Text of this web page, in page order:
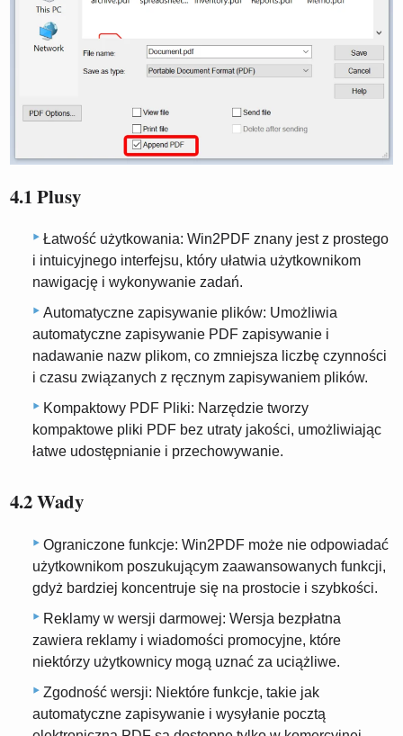
4.1 Plusy
Łatwość użytkowania: Win2PDF znany jest z prostego
i intuicyjnego interfejsu, który ułatwia użytkownikom
nawigację i wykonywanie zadań.
Automatyczne zapisywanie plików: Umożliwia
automatyczne zapisywanie PDF zapisywanie i
nadawanie nazw plikom, co zmniejsza liczbę czynności
i czasu związanych z ręcznym zapisywaniem plików.
Kompaktowy PDF Pliki: Narzędzie tworzy
kompaktowe pliki PDF bez utraty jakości, umożliwiając
łatwe udostępnianie i przechowywanie.
4.2 Wady
Ograniczone funkcje: Win2PDF może nie odpowiadać
użytkownikom poszukującym zaawansowanych funkcji,
gdyż bardziej koncentruje się na prostocie i szybkości.
Reklamy w wersji darmowej: Wersja bezpłatna
zawiera reklamy i wiadomości promocyjne, które
niektórzy użytkownicy mogą uznać za uciążliwe.
Zgodność wersji: Niektóre funkcje, takie jak
automatyczne zapisywanie i wysyłanie pocztą